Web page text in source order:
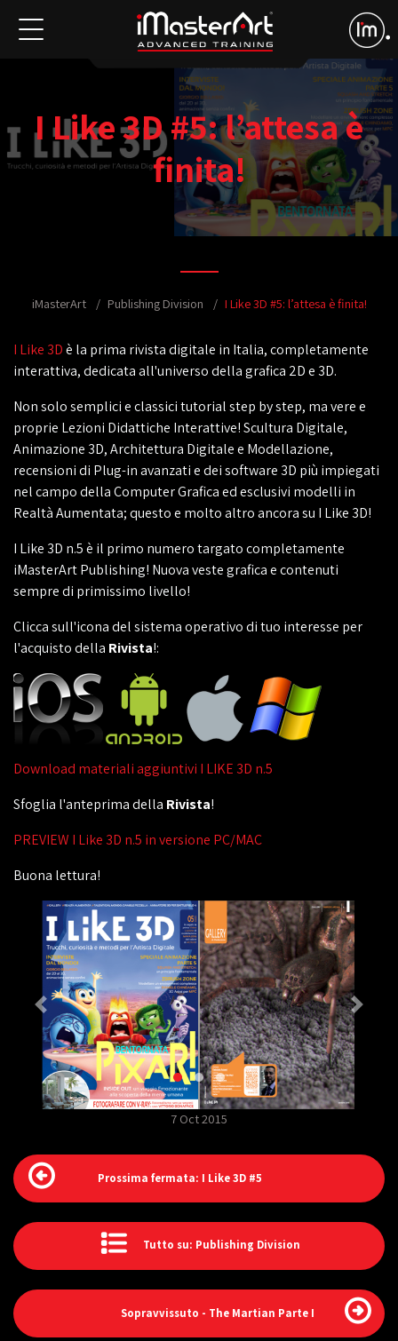
I Like 3D #5: l’attesa è
finita!
iMasterArt Publishing Division I Like 3D #5: l’attesa è finita!
I Like 3Dè la prima rivista digitale in Italia, completamente
interattiva, dedicata all'universo della grafica 2D e 3D.
Non solo semplici e classici tutorial step by step, ma vere e
proprie Lezioni Didattiche Interattive! Scultura Digitale,
Animazione 3D, Architettura Digitale e Modellazione,
recensioni di Plug-in avanzati e dei software 3D più impiegati
nel campo della Computer Grafica ed esclusivi modelli in
Realtà Aumentata; questo e molto altro ancora su I Like 3D!
I Like 3D n.5 è il primo numero targato completamente
iMasterArt Publishing! Nuova veste grafica e contenuti
sempre di primissimo livello!
Clicca sull'icona del sistema operativo di tuo interesse per
l'acquisto della Rivista!:
Download materiali aggiuntivi I LIKE 3D n.5
Sfoglia l'anteprima della Rivista!
PREVIEW I Like 3D n.5 in versione PC/MAC
Buona lettura!
7 Oct 2015
Prossima fermata: I Like 3D #5
Tutto su: Publishing Division
Sopravvissuto - The Martian Parte I